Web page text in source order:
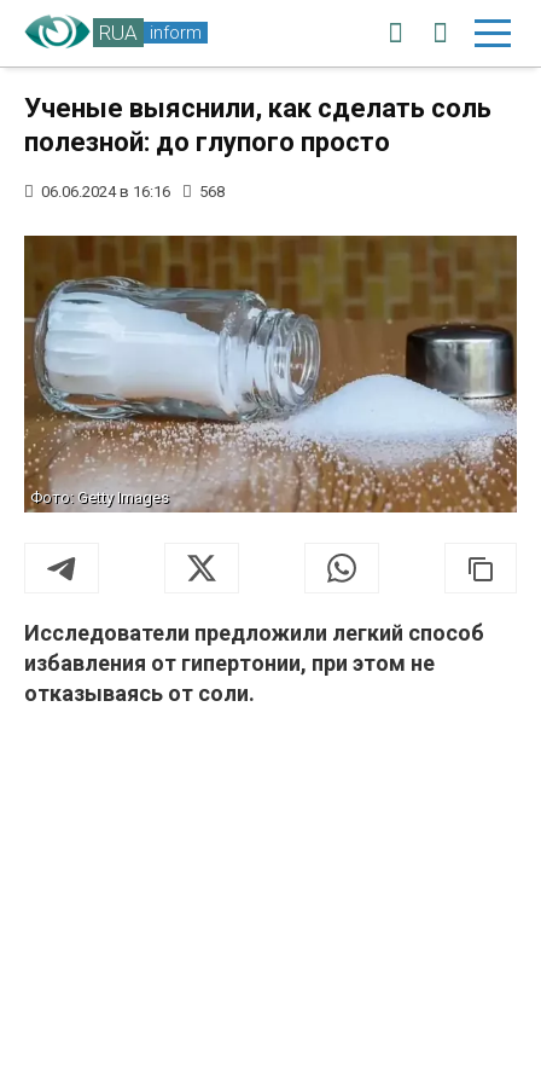
RUA inform
Ученые выяснили, как сделать соль
полезной: до глупого просто
06.06.2024 в 16:16 568
Фото: Getty Images
Исследователи предложили легкий способ
избавления от гипертонии, при этом не
отказываясь от соли.